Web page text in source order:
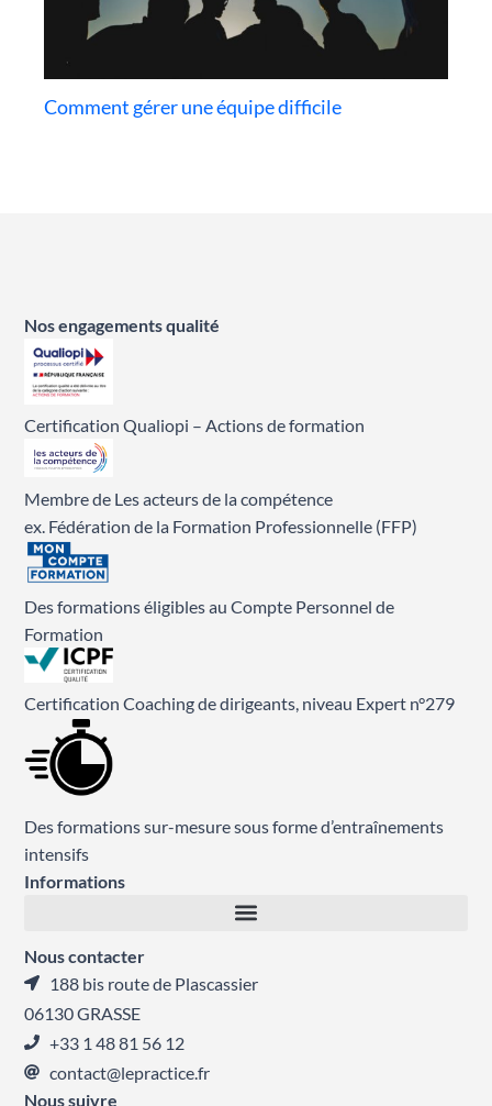
Comment gérer une équipe difficile
Nos engagements qualité
Certification Qualiopi – Actions de formation
Membre de Les acteurs de la compétence
ex. Fédération de la Formation Professionnelle (FFP)
Des formations éligibles au Compte Personnel de
Formation
Certification Coaching de dirigeants, niveau Expert n°279
Des formations sur-mesure sous forme d’entraînements
intensifs
Informations
Nous contacter
188 bis route de Plascassier
06130 GRASSE
+33 1 48 81 56 12
contact@lepractice.fr
Nous suivre